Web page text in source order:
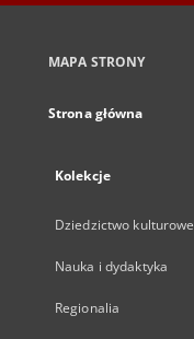
MAPA STRONY
Strona główna
Kolekcje
Dziedzictwo kulturowe
Nauka i dydaktyka
Regionalia